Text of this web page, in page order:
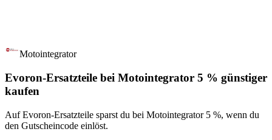
Motointegrator
Evoron-Ersatzteile bei Motointegrator 5 % günstiger
kaufen
Auf Evoron-Ersatzteile sparst du bei Motointegrator 5 %, wenn du
den Gutscheincode einlöst.